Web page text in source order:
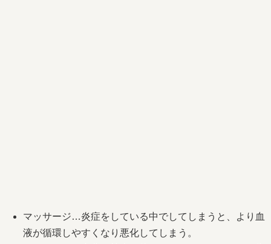
マッサージ…炎症をしている中でしてしまうと、より血
液が循環しやすくなり悪化してしまう。